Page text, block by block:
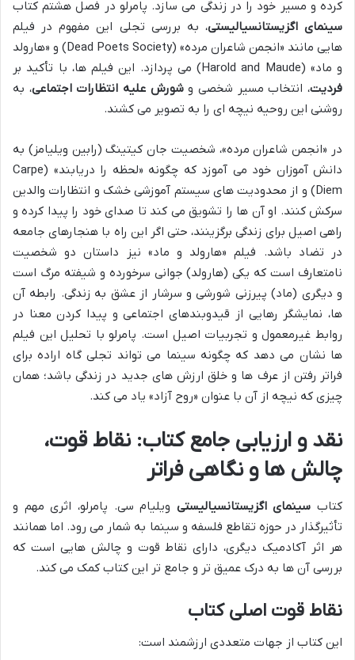
کرده و مسیر خود را در زندگی می سازد. پامرلو در فصل هشتم کتاب
سینمای اگزیستانسیالیستی، به بررسی تجلی این مفهوم در فیلم
هایی مانند «انجمن شاعران مرده» (Dead Poets Society) و «هارولد
و ماد» (Harold and Maude) می پردازد. این فیلم ها، با تأکید بر
فردیت، انتخاب مسیر شخصی وشورش علیه انتظارات اجتماعی، به
روشنی این روحیه نیچه ای را به تصویر می کشند.
در «انجمن شاعران مرده»، شخصیت جان کیتینگ (رابین ویلیامز) به
دانش آموزان خود می آموزد که چگونه «لحظه را دریابند» (Carpe
Diem) و از محدودیت های سیستم آموزشی خشک و انتظارات والدین
سرکش کنند. او آن ها را تشویق می کند تا صدای خود را پیدا کرده و
راهی اصیل برای زندگی برگزینند، حتی اگر این راه با هنجارهای جامعه
در تضاد باشد. فیلم «هارولد و ماد» نیز داستان دو شخصیت
نامتعارف است که یکی (هارولد) جوانی سرخورده و شیفته مرگ است
و دیگری (ماد) پیرزنی شورشی و سرشار از عشق به زندگی. رابطه آن
ها، نمایشگر رهایی از قیدوبندهای اجتماعی و پیدا کردن معنا در
روابط غیرمعمول و تجربیات اصیل است. پامرلو با تحلیل این فیلم
ها نشان می دهد که چگونه سینما می تواند تجلی گاه اراده برای
فراتر رفتن از عرف ها و خلق ارزش های جدید در زندگی باشد؛ همان
چیزی که نیچه از آن با عنوان «روح آزاد» یاد می کند.
نقد و ارزیابی جامع کتاب: نقاط قوت،
چالش ها و نگاهی فراتر
کتاب سینمای اگزیستانسیالیستی ویلیام سی. پامرلو، اثری مهم و
تأثیرگذار در حوزه تقاطع فلسفه و سینما به شمار می رود. اما همانند
هر اثر آکادمیک دیگری، دارای نقاط قوت و چالش هایی است که
بررسی آن ها به درک عمیق تر و جامع تر این کتاب کمک می کند.
نقاط قوت اصلی کتاب
این کتاب از جهات متعددی ارزشمند است: